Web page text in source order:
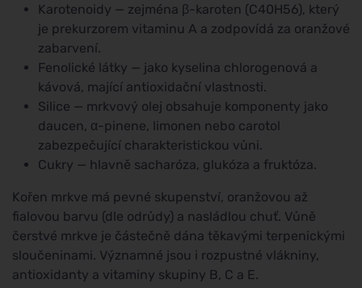
Karotenoidy — zejména β-karoten (C40H56), který
je prekurzorem vitaminu A a zodpovídá za oranžové
zabarvení.
Fenolické látky — jako kyselina chlorogenová a
kávová, mající antioxidační vlastnosti.
Silice — mrkvový olej obsahuje komponenty jako
daucen, α-pinene, limonen nebo carotol
zabezpečující charakteristickou vůni.
Cukry — hlavně sacharóza, glukóza a fruktóza.
Kořen mrkve má pevné skupenství, oranžovou až
fialovou barvu (dle odrůdy) a nasládlou chuť. Vůně
čerstvé mrkve je částečně dána těkavými terpenickými
sloučeninami. Významné jsou i rozpustné vlákniny,
antioxidanty a vitaminy skupiny B, C a E.